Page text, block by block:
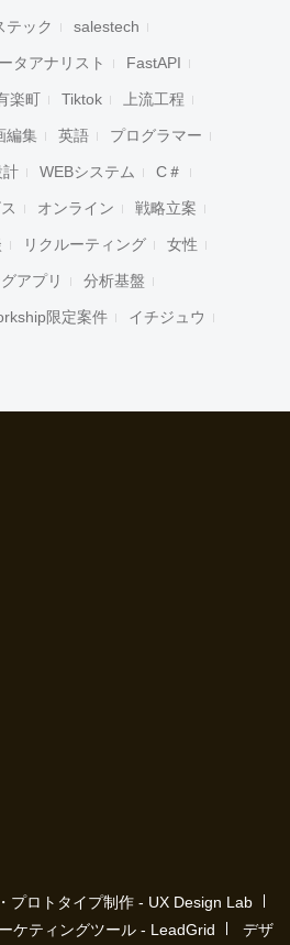
テック salestech
タアナリスト FastAPI
楽町 Tiktok 上流工程
編集 英語 プログラマー
計 WEBシステム C＃
オンライン 戦略立案
リクルーティング 女性
アプリ 分析基盤
限定案件 イチジュウ
プロトタイプ制作 - UX Design Lab
ケティングツール - LeadGrid
デザ